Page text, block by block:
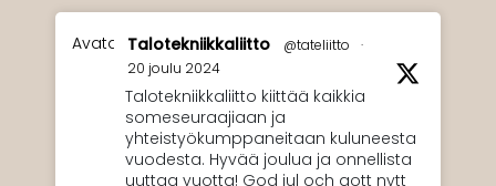
Avatar Talotekniikkaliitto @tateliitto
·
20 joulu 2024
Talotekniikkaliitto kiittää kaikkia
someseuraajiaan ja
yhteistyökumppaneitaan kuluneesta
vuodesta. Hyvää joulua ja onnellista
uuttaa vuotta! God jul och gott nytt